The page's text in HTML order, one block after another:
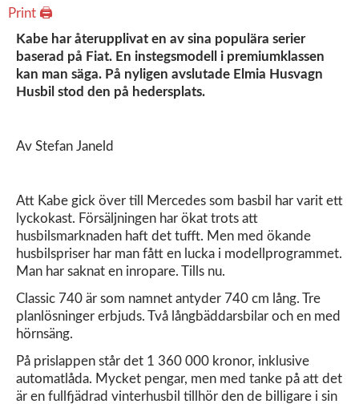
Print 🖨
Kabe har återupplivat en av sina populära serier
baserad på Fiat. En instegsmodell i premiumklassen
kan man säga. På nyligen avslutade Elmia Husvagn
Husbil stod den på hedersplats.
Av Stefan Janeld
Att Kabe gick över till Mercedes som basbil har varit ett
lyckokast. Försäljningen har ökat trots att
husbilsmarknaden haft det tufft. Men med ökande
husbilspriser har man fått en lucka i modellprogrammet.
Man har saknat en inropare. Tills nu.
Classic 740 är som namnet antyder 740 cm lång. Tre
planlösninger erbjuds. Två långbäddarsbilar och en med
hörnsäng.
På prislappen står det 1 360 000 kronor, inklusive
automatlåda. Mycket pengar, men med tanke på att det
är en fullfjädrad vinterhusbil tillhör den de billigare i sin